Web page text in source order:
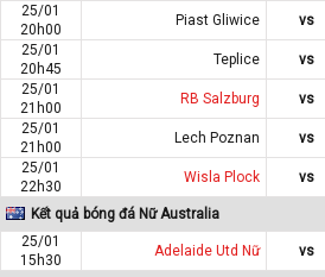
25/01
20h00
Piast Gliwice vs
25/01
20h45
Teplice vs
25/01
21h00
RB Salzburg vs
25/01
21h00
Lech Poznan vs
25/01
22h30
Wisla Plock vs
Kết quả bóng đá Nữ Australia
25/01
15h30
Adelaide Utd Nữ vs